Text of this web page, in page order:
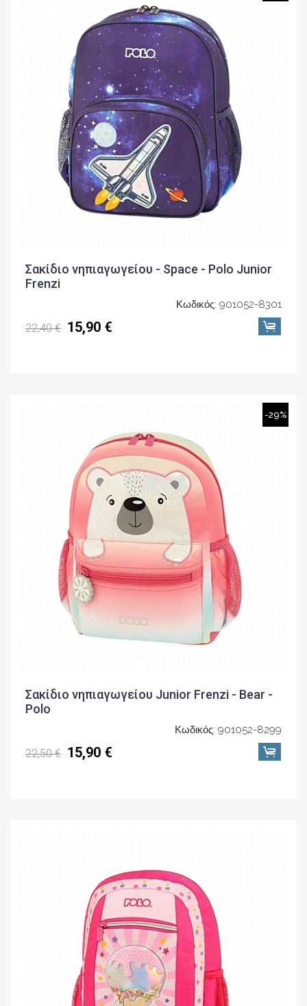
Σακίδιο νηπιαγωγείου - Space - Polo Junior
Frenzi
Κωδικός: 901052-8301
22,40 € 15,90 €
-29%
Σακίδιο νηπιαγωγείου Junior Frenzi - Bear -
Polo
Κωδικός: 901052-8299
22,50 € 15,90 €